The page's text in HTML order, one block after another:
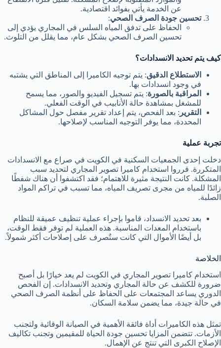
عن الخدمة يأتي بفوائد اقتصادية.
تحسين جودة الصرف الصحي:
الحفاظ على تدفق المياه السلس في المجاري يؤدي إلى
تحسين الصرف الصحي بشكل عام، مما يقلل من التلوث.
كيف يتم تحديد الانسدادات؟
الاستطلاع الدقيق: يتم توجيه الكاميرا إلى المناطق التي يشتبه
في وجود انسدادات بها.
المراقبة بالصورة: يتم تسجيل الفيديو والصور، مما يسمح
للمشغل بمشاهدة حالة الأنابيب في الوقت الفعلي.
التقرير : بعد الفحص، يتم إعداد تقرير مفصل حول المشاكل
المحددة، مما يوفر التوجيه المناسب لإصلاحها.
تجربة عملية
دخلت إحدى الجمعيات السكنية في الكويت في صراع مع الانسدادات
المتكررة. قرروا استخدام كاميرا تصوير المجاري لتحديد سبب
المشكلة. كانت النتيجة مثيرة للاهتمام؛ فقد اكتشفوا أن هناك شفطًا
زائدًا للمياه من مجرى تصريف المياه، مما تسبب في تراكم المواد
الصلبة.
بعد تحديد الانسداد، قاموا بإجراء عملية تنظيف عميقة للنظام
باستخدام المعدات المناسبة. هذه العملية لم توفر فقط الوقت،
بل أيضًا الأموال التي كانت ستُصرف على إصلاحات أكثر شمولاً.
الخلاصة
استخدام كاميرا تصوير المجاري في الكويت لم يعد خيارًا بل أصبح
ضرورة للكشف عن حالة المجاري وتحديد الانسدادات. إن الفحص
الدوري يساعد المجتمعات على الحفاظ على أنظمة الصرف الصحي
في حالة جيدة، مما يضمن سلامة السكان.
تمثل هذه الكاميرات أداة فائقة الأهمية في الصيانة الوقائية ولتجنب
الأزمات. تتضمن المزايا تحسين جودة الحياة للمقيمين وتجنب تكاليف
الإصلاح الكبرى التي تنتج عن الإهمال.